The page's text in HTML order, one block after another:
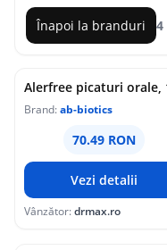
Înapoi la branduri 4
Brand:ab-biotics
70.49 RON
Vezi detalii
Vânzător:drmax.ro